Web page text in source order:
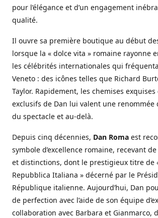
pour l’élégance et d’un engagement
qualité.
Il ouvre sa première boutique au début
lorsque la « dolce vita » romaine rayonne
les célébrités internationales qui
Veneto : des icônes telles que Richard
Taylor. Rapidement, les chemises
exclusifs de Dan lui valent une renommée
du spectacle et au-delà.
Depuis cinq décennies, Dan Roma est
symbole d’excellence romaine, recevant
et distinctions, dont le prestigieux titre de
Repubblica Italiana » décerné par le
République italienne. Aujourd’hui, Dan
de perfection avec l’aide de son équipe
collaboration avec Barbara et Gianmarco,